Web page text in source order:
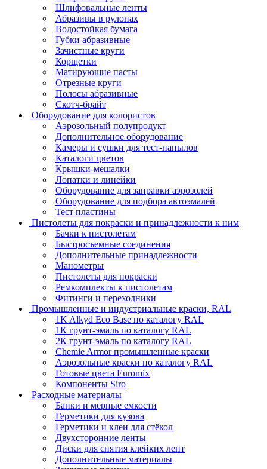
Шлифовальные ленты
Абразивы в рулонах
Водостойкая бумага
Губки абразивные
Зачистные круги
Корщетки
Матирующие пасты
Отрезные круги
Полосы абразивные
Скотч-брайт
Оборудование для колористов
Аэрозольный полупродукт
Дополнительное оборудование
Камеры и сушки для тест-напылов
Каталоги цветов
Крышки-мешалки
Лопатки и линейки
Оборудование для заправки аэрозолей
Оборудование для подбора автоэмалей
Тест пластины
Пистолеты для покраски и принадлежности к ним
Бачки к пистолетам
Быстросъемные соединения
Дополнительные принадлежности
Манометры
Пистолеты для покраски
Ремкомплекты к пистолетам
Фитинги и переходники
Промышленные и индустриальные краски, RAL
1K Alkyd Eco Base по каталогу RAL
1К грунт-эмаль по каталогу RAL
2К грунт-эмаль по каталогу RAL
Chemie Armor промышленные краски
Аэрозольные краски по каталогу RAL
Готовые цвета Euromix
Компоненты Siro
Расходные материалы
Банки и мерные емкости
Герметики для кузова
Герметики и клеи для стёкол
Двухсторонние ленты
Диски для снятия клейких лент
Дополнительные материалы